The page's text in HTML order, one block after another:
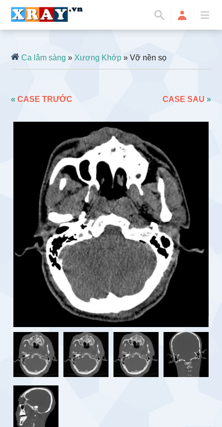
Ca lâm sàng »Xương Khớp » Vỡ nền sọ
«CASE TRƯỚC CASE SAU »